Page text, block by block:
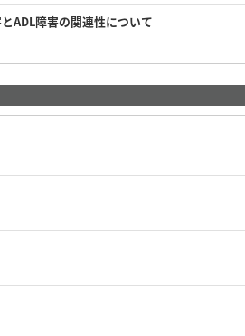
ADL障害の関連性について